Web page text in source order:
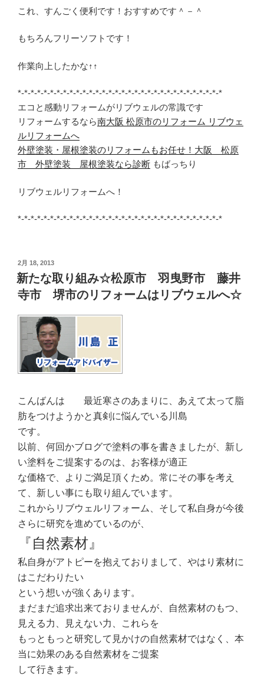
これ、すんごく便利です！おすすめです＾－＾
もちろんフリーソフトです！
作業向上したかな↑↑
*-*-*-*-*-*-*-*-*-*-*-*-*-*-*-*-*-*-*-*-*-*-*-*-*-*-*-*-*-*-*-*
エコと感動リフォームがリブウェルの常識です
リフォームするなら南大阪 松原市のリフォーム リブウェ
ルリフォームへ
外壁塗装・屋根塗装のリフォームもお任せ！大阪 松原
市 外壁塗装 屋根塗装なら診断 もばっちり
リブウェルリフォームへ！
*-*-*-*-*-*-*-*-*-*-*-*-*-*-*-*-*-*-*-*-*-*-*-*-*-*-*-*-*-*-*-*
投
稿
日:
2月 18, 2013
新たな取り組み☆松原市 羽曳野市 藤井
寺市 堺市のリフォームはリブウェルへ☆
こんばんは 最近寒さのあまりに、あえて太って脂
肪をつけようかと真剣に悩んでいる川島
です。
以前、何回かブログで塗料の事を書きましたが、新し
い塗料をご提案するのは、お客様が適正
な価格で、よりご満足頂くため。常にその事を考え
て、新しい事にも取り組んでいます。
これからリブウェルリフォーム、そして私自身が今後
さらに研究を進めているのが、
『自然素材』
私自身がアトピーを抱えておりまして、やはり素材に
はこだわりたい
という想いが強くあります。
まだまだ追求出来ておりませんが、自然素材のもつ、
見える力、見えない力、これらを
もっともっと研究して見かけの自然素材ではなく、本
当に効果のある自然素材をご提案
して行きます。